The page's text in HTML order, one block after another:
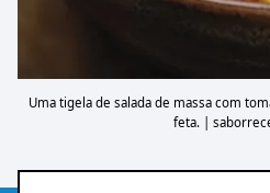
Uma tigela de salada de massa com
feta. |